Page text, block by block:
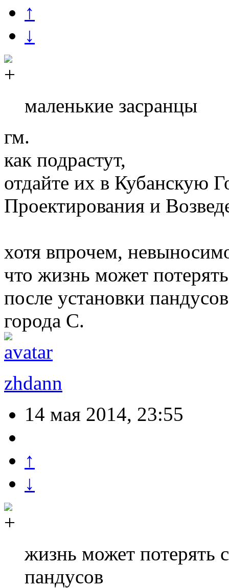
↑
↓
маленькие засранцы
гм.
как подрастут,
отдайте их в Кубанскую
Проектирования и
хотя впрочем,
что жизнь может
после установки
города С.
zhdann
14 мая 2014, 23:55
↑
↓
жизнь может потерять
пандусов